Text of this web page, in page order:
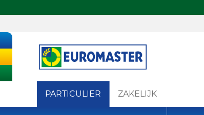
PARTICULIER ZAKELIJK